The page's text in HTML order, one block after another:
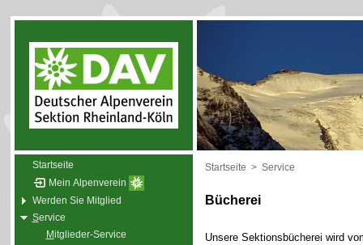
Startseite
Mein Alpenverein
Werden Sie Mitglied
Service
Mitglieder-Service
Startseite > Service
Bücherei
Unsere Sektionsbücherei wird